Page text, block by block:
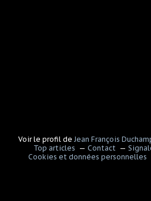
Voir le profil de Jean François
Top articles
Contact
Cookies et données personnelles